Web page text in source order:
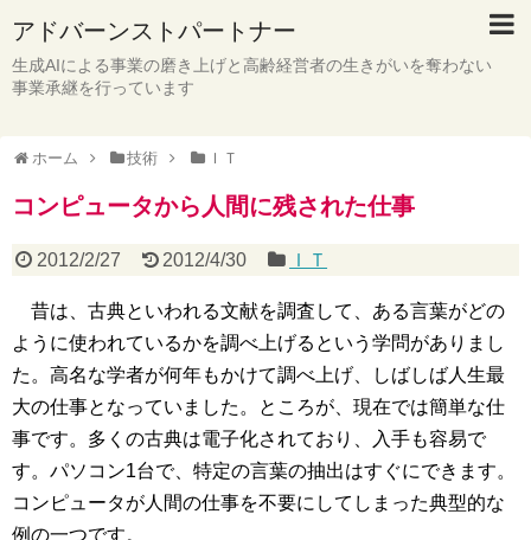
アドバーンストパートナー
生成AIによる事業の磨き上げと高齢経営者の生きがいを奪わない
事業承継を行っています
ホーム 技術 ＩＴ
コンピュータから人間に残された仕事
2012/2/27 2012/4/30 ＩＴ
昔は、古典といわれる文献を調査して、ある言葉がどの
ように使われているかを調べ上げるという学問がありまし
た。高名な学者が何年もかけて調べ上げ、しばしば人生最
大の仕事となっていました。ところが、現在では簡単な仕
事です。多くの古典は電子化されており、入手も容易で
す。パソコン1台で、特定の言葉の抽出はすぐにできます。
コンピュータが人間の仕事を不要にしてしまった典型的な
例の一つです。